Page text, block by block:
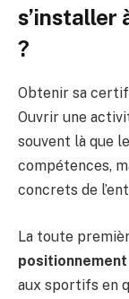
s’installer
?
Obtenir sa
Ouvrir une
souvent là que
compétences,
concrets de
La toute
positionnement
aux sportifs en